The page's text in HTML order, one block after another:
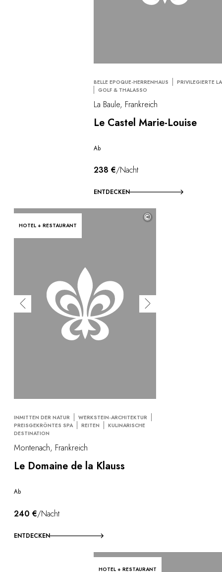
BELLE EPOQUE-HERRENHAUS
PRIVILEGIERTE
GOLF & THALASSO
La Baule, Frankreich
Le Castel Marie-Louise
Ab
238 €/Nacht
ENTDECKEN
HOTEL + RESTAURANT
©
INMITTEN DER NATUR
WERKSTEIN-ARCHITEKTUR
PREISGEKRÖNTES SPA
REITEN
KULINARISCHE
DESTINATION
Montenach, Frankreich
Le Domaine de la Klauss
Ab
240 €/Nacht
ENTDECKEN
HOTEL + RESTAURANT